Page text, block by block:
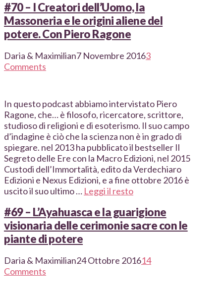
#70 – I Creatori dell’Uomo, la
Massoneria e le origini aliene del
potere. Con Piero Ragone
Daria & Maximilian7 Novembre 20163
Comments
In questo podcast abbiamo intervistato Piero
Ragone, che… è filosofo, ricercatore, scrittore,
studioso di religioni e di esoterismo. Il suo campo
d’indagine è ciò che la scienza non è in grado di
spiegare. nel 2013 ha pubblicato il bestseller Il
Segreto delle Ere con la Macro Edizioni, nel 2015
Custodi dell’Immortalità, edito da Verdechiaro
Edizioni e Nexus Edizioni, e a fine ottobre 2016 è
uscito il suo ultimo … Leggi il resto
#69 – L’Ayahuasca e la guarigione
visionaria delle cerimonie sacre con le
piante di potere
Daria & Maximilian24 Ottobre 201614
Comments